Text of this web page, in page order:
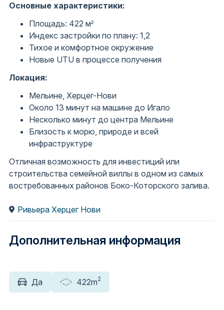
Основные характеристики:
Площадь: 422 м²
Индекс застройки по плану: 1,2
Тихое и комфортное окружение
Новые UTU в процессе получения
Локация:
Мельине, Херцег-Нови
Около 13 минут на машине до Игало
Несколько минут до центра Мельине
Близость к морю, природе и всей
инфраструктуре
Отличная возможность для инвестиций или
строительства семейной виллы в одном из самых
востребованных районов Боко-Которского залива.
Ривьера Херцег Нови
Дополнительная информация
Да 422m2